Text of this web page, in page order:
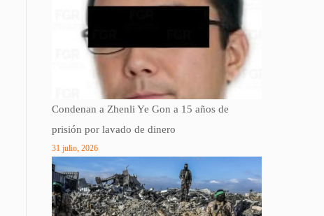
Condenan a Zhenli Ye Gon a 15 años de
prisión por lavado de dinero
31 julio, 2026